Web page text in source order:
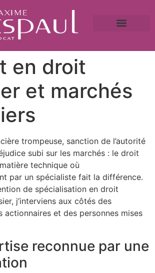
en droit
et marchés
trompeuse, sanction de l’autorité
subi sur les marchés : le droit
technique où
par un spécialiste fait la différence.
de spécialisation en droit
j’interviens aux côtés des
actionnaires et des personnes mises
reconnue par une